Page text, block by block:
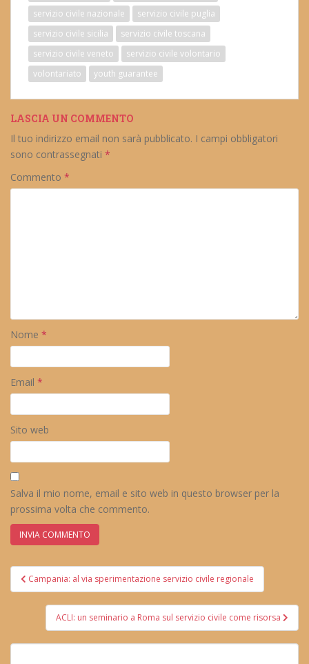
servizio civile nazionale
servizio civile puglia
servizio civile sicilia
servizio civile toscana
servizio civile veneto
servizio civile volontario
volontariato
youth guarantee
LASCIA UN COMMENTO
Il tuo indirizzo email non sarà pubblicato. I campi obbligatori
sono contrassegnati *
Commento *
Nome *
Email *
Sito web
Salva il mio nome, email e sito web in questo browser per la
prossima volta che commento.
Navigazione
articoli
Campania: al via sperimentazione servizio civile regionale
ACLI: un seminario a Roma sul servizio civile come risorsa